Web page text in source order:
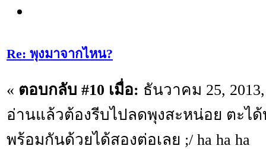
Re: พุงมาจากไหน?
« ตอบกลับ #10 เมื่อ: ธันวาคม 25, 2013,
อ่านแล้วต้องรีบไปลดพุงสะหน่อย ตะไ
พร้อมกันด้วยได้สองต่อเลย ;/ ha ha ha